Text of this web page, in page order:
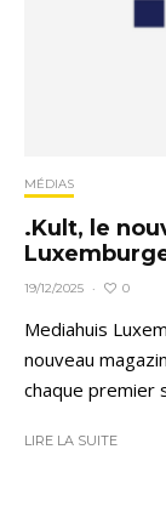
MÉDIAS
.Kult, le
19/12/2025 · 0
Mediahuis
nouveau
chaque premier
LIRE LA SUITE